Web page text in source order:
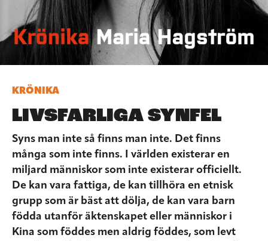
KRÖNIKA
LIVSFARLIGA SYNFEL
Syns man inte så finns man inte. Det finns
många som inte finns. I världen existerar en
miljard människor som inte existerar officiellt.
De kan vara fattiga, de kan tillhöra en etnisk
grupp som är bäst att dölja, de kan vara barn
födda utanför äktenskapet eller människor i
Kina som föddes men aldrig föddes, som levt